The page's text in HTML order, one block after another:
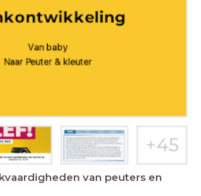
van peuters en